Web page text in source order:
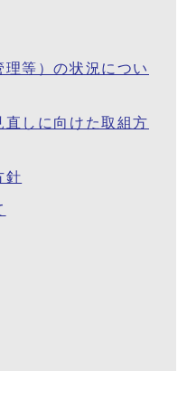
理等）の状況につい
しに向けた取組方
針